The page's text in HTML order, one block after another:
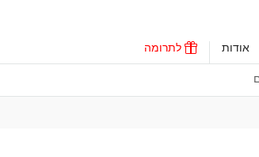
אודות לתרומה